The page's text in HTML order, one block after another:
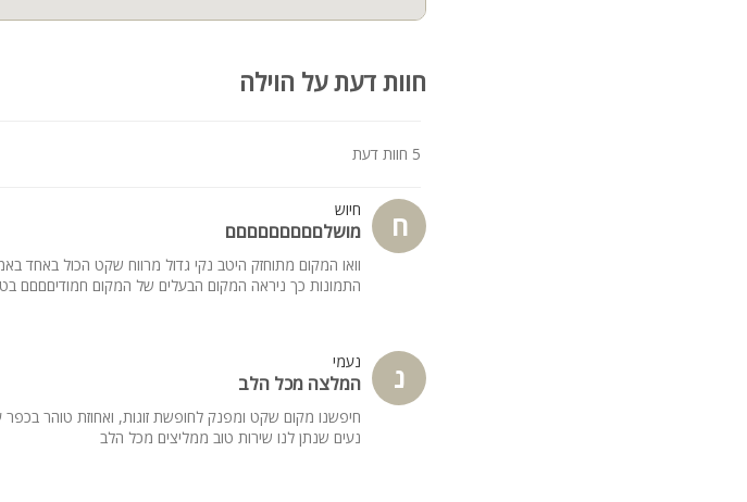
חוות דעת על הוילה
5 חוות דעת
ח חיוש
מושלםםםםםםםםם
וואו המקום מתוחזק היטב נקי גדול מרווח שקט הכול באחד
התמונות כך ניראה המקום הבעלים של המקום חמודיםםםם
נ נעמי
המלצה מכל הלב
חיפשנו מקום שקט ומפנק לחופשת זוגות, ואחוזת טוהר
נעים שנתן לנו שירות טוב ממליצים מכל הלב